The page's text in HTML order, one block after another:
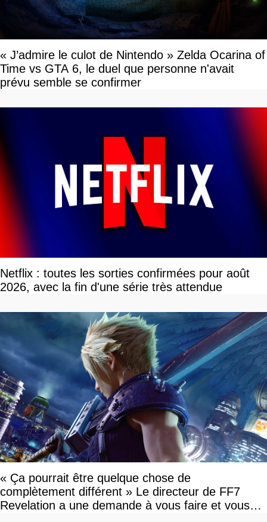
« J’admire le culot de Nintendo » Zelda Ocarina of
Time vs GTA 6, le duel que personne n'avait
prévu semble se confirmer
Netflix : toutes les sorties confirmées pour août
2026, avec la fin d'une série très attendue
« Ça pourrait être quelque chose de
complètement différent » Le directeur de FF7
Revelation a une demande à vous faire et vous